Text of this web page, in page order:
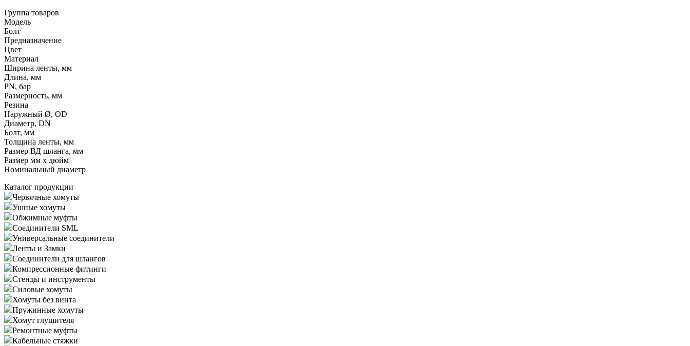
Группа товаров
Модель
Болт
Предназначение
Цвет
Материал
Ширина ленты, мм
Длина, мм
PN, бар
Размерность, мм
Резина
Наружный Ø, OD
Диаметр, DN
Болт, мм
Толщина ленты, мм
Размер ВД шланга, мм
Размер мм x дюйм
Номинальный диаметр
Каталог продукции
Червячные хомуты
Ушные хомуты
Обжимные муфты
Соединители SML
Универсальные соединители
Ленты и Замки
Соединители для шлангов
Компрессионные фитинги
Стенды и инструменты
Силовые хомуты
Хомуты без винта
Пружинные хомуты
Хомут глушителя
Ремонтные муфты
Кабельные стяжки